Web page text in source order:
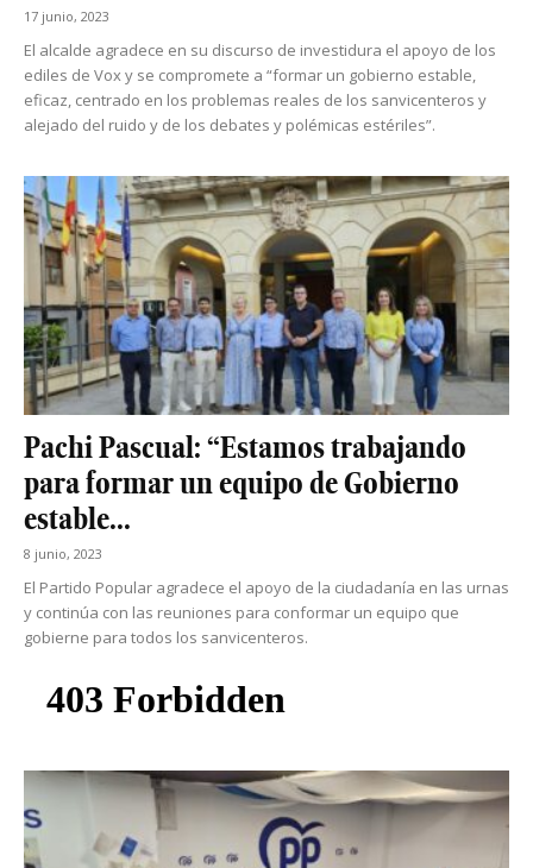
17 junio, 2023
El alcalde agradece en su discurso de investidura el apoyo de los
ediles de Vox y se compromete a “formar un gobierno estable,
eficaz, centrado en los problemas reales de los sanvicenteros y
alejado del ruido y de los debates y polémicas estériles”.
Pachi Pascual: “Estamos trabajando
para formar un equipo de Gobierno
estable...
8 junio, 2023
El Partido Popular agradece el apoyo de la ciudadanía en las urnas
y continúa con las reuniones para conformar un equipo que
gobierne para todos los sanvicenteros.